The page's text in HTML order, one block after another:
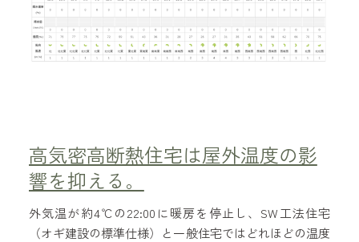
高気密高断熱住宅は屋外温度の影
響を抑える。
外気温が約4℃の22:00に暖房を停止し、SW工法住宅
（オギ建設の標準仕様）と一般住宅ではどれほどの温度